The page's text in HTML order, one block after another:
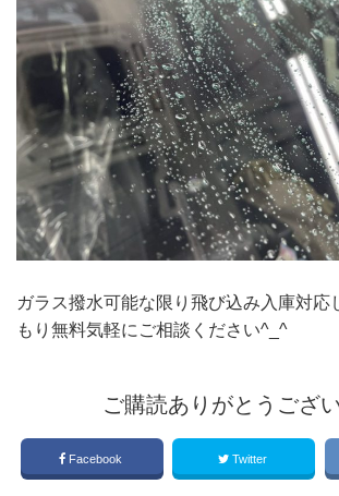
ガラス撥水可能な限り飛び込み入庫対応
もり無料気軽にご相談ください^_^
ご購読ありがとうござ
Facebook Twitter